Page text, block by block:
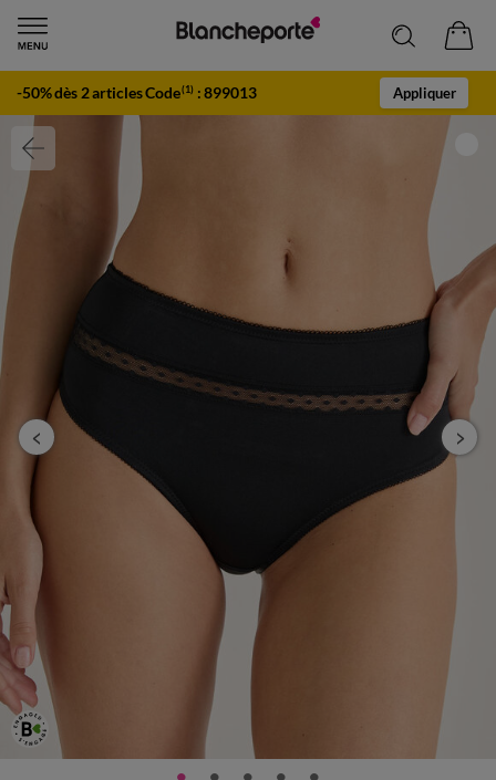
-50% dès 2 articles Code(1) :899013 Appliquer